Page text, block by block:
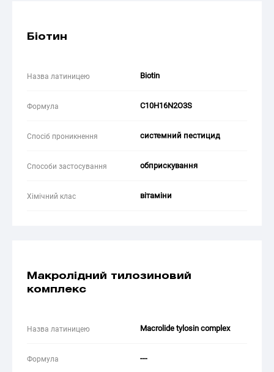
Біотин
Назва латиницею Biotin
Формула C10H16N2O3S
Спосіб проникнення системний пестицид
Способи застосування обприскування
Хімічний клас вітаміни
Макролідний тилозиновий
комплекс
Назва латиницею Macrolide tylosin complex
Формула ---